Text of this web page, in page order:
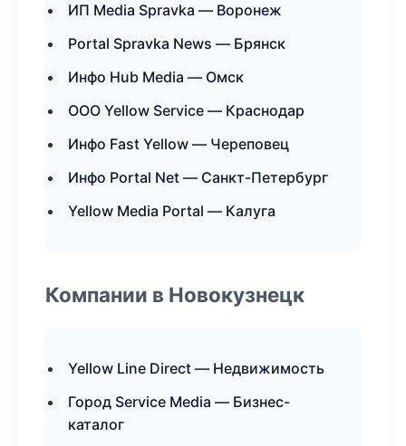
ИП Media Spravka — Воронеж
Portal Spravka News — Брянск
Инфо Hub Media — Омск
ООО Yellow Service — Краснодар
Инфо Fast Yellow — Череповец
Инфо Portal Net — Санкт-Петербург
Yellow Media Portal — Калуга
Компании в Новокузнецк
Yellow Line Direct — Недвижимость
Город Service Media — Бизнес-
каталог